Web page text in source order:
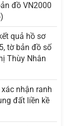
đồ VN2000
quả hồ sơ
tờ bản đồ số
Thùy Nhân
nhận ranh
đất liền kề